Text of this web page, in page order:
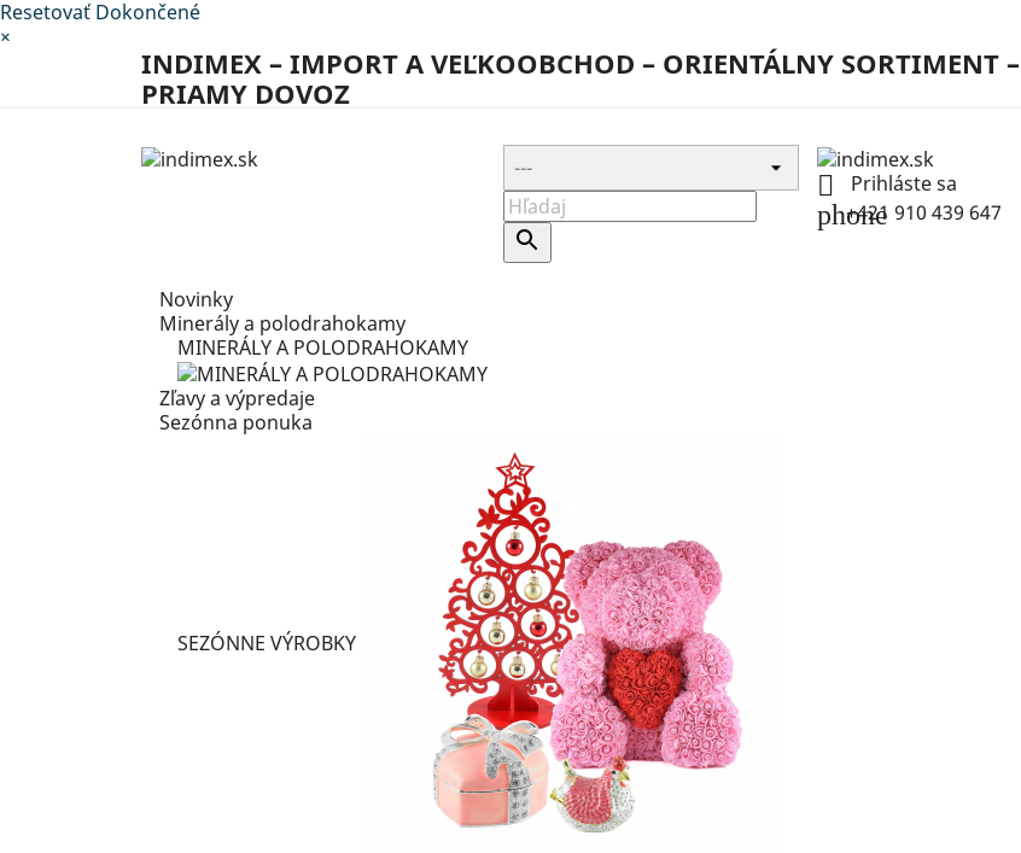
Resetovať Dokončené
×
INDIMEX – IMPORT A VEĽKOOBCHOD – ORIENTÁLNY SORTIMENT –
PRIAMY DOVOZ
 Prihláste sa
phone
+421 910 439 647
Novinky
Minerály a polodrahokamy
MINERÁLY A POLODRAHOKAMY
Zľavy a výpredaje
Sezónna ponuka
SEZÓNNE VÝROBKY